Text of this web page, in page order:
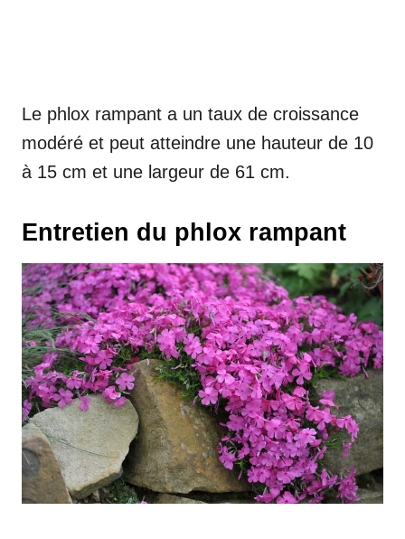
Le phlox rampant a un taux de croissance
modéré et peut atteindre une hauteur de 10
à 15 cm et une largeur de 61 cm.
Entretien du phlox rampant